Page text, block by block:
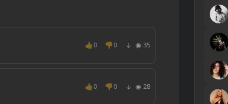
👍 0 👎 0 ↓ ◉ 35
👍 0 👎 0 ↓ ◉ 28